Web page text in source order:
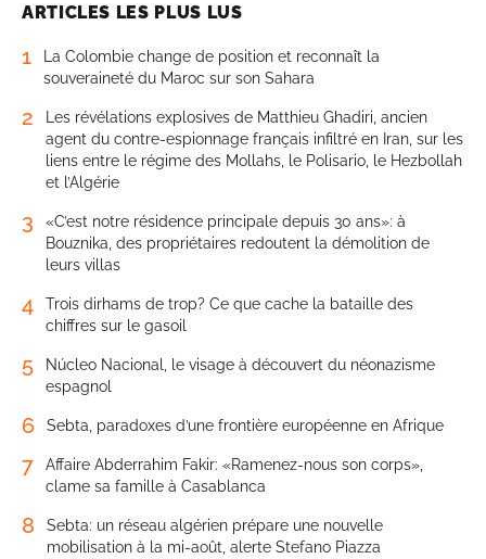
ARTICLES LES PLUS LUS
1
La Colombie change de position et reconnaît la
souveraineté du Maroc sur son Sahara
2
Les révélations explosives de Matthieu Ghadiri, ancien
agent du contre-espionnage français infiltré en Iran, sur les
liens entre le régime des Mollahs, le Polisario, le Hezbollah
et l’Algérie
3
«C’est notre résidence principale depuis 30 ans»: à
Bouznika, des propriétaires redoutent la démolition de
leurs villas
4
Trois dirhams de trop? Ce que cache la bataille des
chiffres sur le gasoil
5
Núcleo Nacional, le visage à découvert du néonazisme
espagnol
6 Sebta, paradoxes d’une frontière européenne en Afrique
7
Affaire Abderrahim Fakir: «Ramenez-nous son corps»,
clame sa famille à Casablanca
8
Sebta: un réseau algérien prépare une nouvelle
mobilisation à la mi-août, alerte Stefano Piazza